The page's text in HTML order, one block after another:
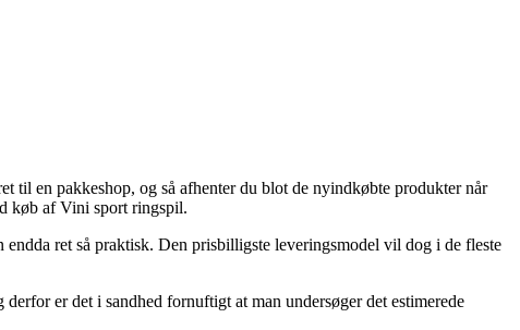
til en pakkeshop, og så afhenter du blot de nyindkøbte produkter når
køb af Vini sport ringspil.
ret så praktisk. Den prisbilligste leveringsmodel vil dog i de fleste
er det i sandhed fornuftigt at man undersøger det estimerede